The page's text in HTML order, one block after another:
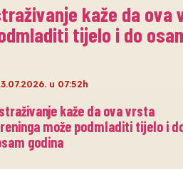
kaže da ova
tijelo i do
u 07:52h
kaže da ova vrsta
može podmladiti tijelo i
godina